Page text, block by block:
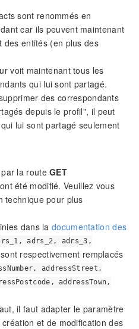
sont renommés en
car ils peuvent maintenant
des entités (en plus des
voit maintenant tous les
qui lui sont partagé.
des correspondants
depuis le profil", il peut
lui sont partagé seulement
par la routeGET
ont été modifié. Veuillez vous
technique pour plus
dans ladocumentation des
adrs_2, adrs_3,
sont respectivement remplacés
addressStreet,
addressTown,
il faut adapter le paramètre
et de modification des